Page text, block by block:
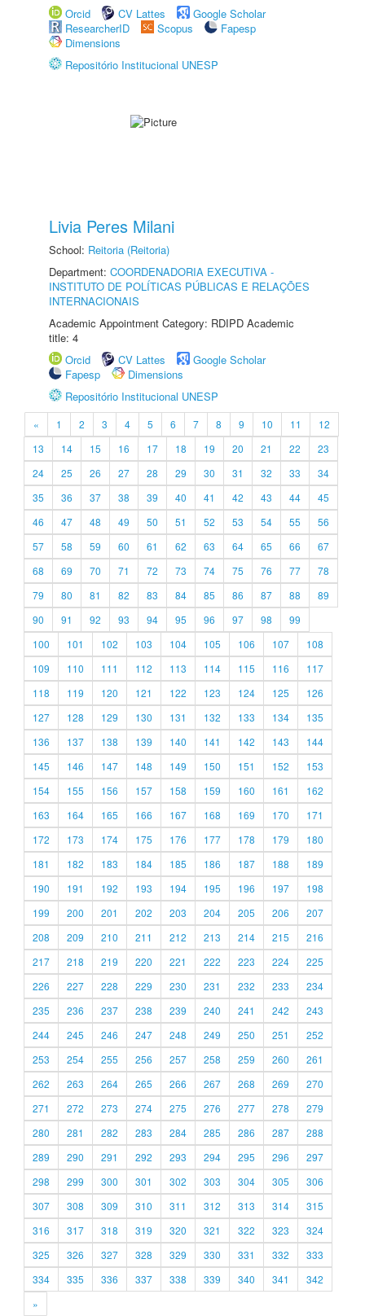
Orcid
CV Lattes
Google Scholar
ResearcherID
Scopus
Fapesp
Dimensions
Repositório Institucional UNESP
Livia Peres Milani
School: Reitoria (Reitoria)
Department: COORDENADORIA EXECUTIVA -
INSTITUTO DE POLÍTICAS PÚBLICAS E RELAÇÕES
INTERNACIONAIS
Academic Appointment Category: RDIPD Academic
title: 4
Orcid
CV Lattes
Google Scholar
Fapesp
Dimensions
Repositório Institucional UNESP
« 1 2 3 4 5 6 7 8 9 10 11
12
13
14 15 16 17 18 19 20 21 22
23
24
25 26 27 28 29 30 31 32 33
34
35
36 37 38 39 40 41 42 43 44
45
46
47 48 49 50 51 52 53 54 55
56
57
58 59 60 61 62 63 64 65 66
67
68
69 70 71 72 73 74 75 76 77
78
79
80 81 82 83 84 85 86 87 88
89
90
91 92 93 94 95 96 97 98
99
100
101 102 103 104 105 106 107
108
109
110 111 112 113 114 115 116
117
118
119 120 121 122 123 124 125
126
127
128 129 130 131 132 133 134
135
136
137 138 139 140 141 142 143
144
145
146 147 148 149 150 151 152
153
154
155 156 157 158 159 160 161
162
163
164 165 166 167 168 169 170
171
172
173 174 175 176 177 178 179
180
181
182 183 184 185 186 187 188
189
190
191 192 193 194 195 196 197
198
199
200 201 202 203 204 205 206
207
208
209 210 211 212 213 214 215
216
217
218 219 220 221 222 223 224
225
226
227 228 229 230 231 232 233
234
235
236 237 238 239 240 241 242
243
244
245 246 247 248 249 250 251
252
253
254 255 256 257 258 259 260
261
262
263 264 265 266 267 268 269
270
271
272 273 274 275 276 277 278
279
280
281 282 283 284 285 286 287
288
289
290 291 292 293 294 295 296
297
298
299 300 301 302 303 304 305
306
307
308 309 310 311 312 313 314
315
316
317 318 319 320 321 322 323
324
325
326 327 328 329 330 331 332
333
334
335 336 337 338 339 340 341
342
»